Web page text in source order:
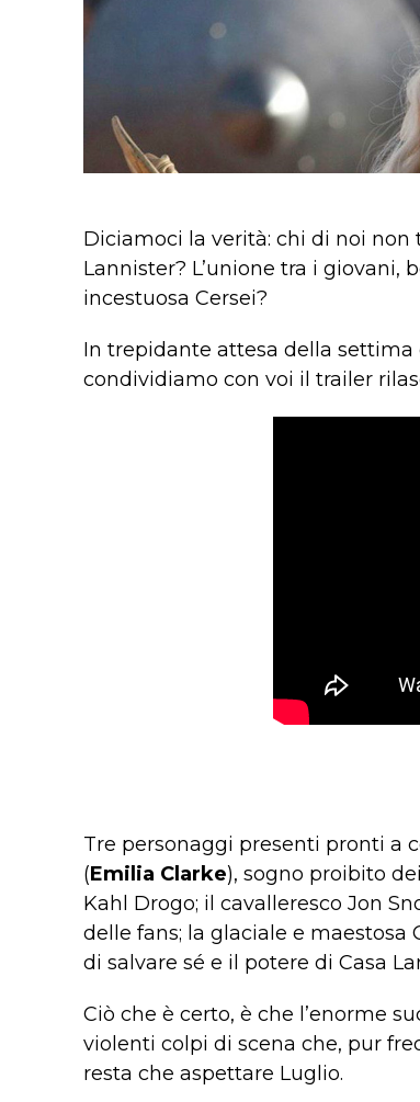
Diciamoci la verità: chi di noi non
Lannister? L’unione tra i giovani,
incestuosa Cersei?
In trepidante attesa della settima
condividiamo con voi il trailer
Tre personaggi presenti pronti a
(Emilia Clarke), sogno proibito
Kahl Drogo; il cavalleresco Jon
delle fans; la glaciale e maestosa
di salvare sé e il potere di Casa
Ciò che è certo, è che l’enorme
violenti colpi di scena che, pur
resta che aspettare Luglio.